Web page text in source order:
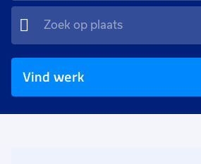
Vind werk